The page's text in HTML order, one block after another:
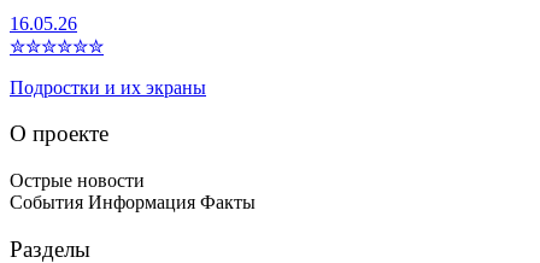
16.05.26
✮✮✮✮✮✮
Подростки и их экраны
О проекте
Острые новости
События Информация Факты
Разделы